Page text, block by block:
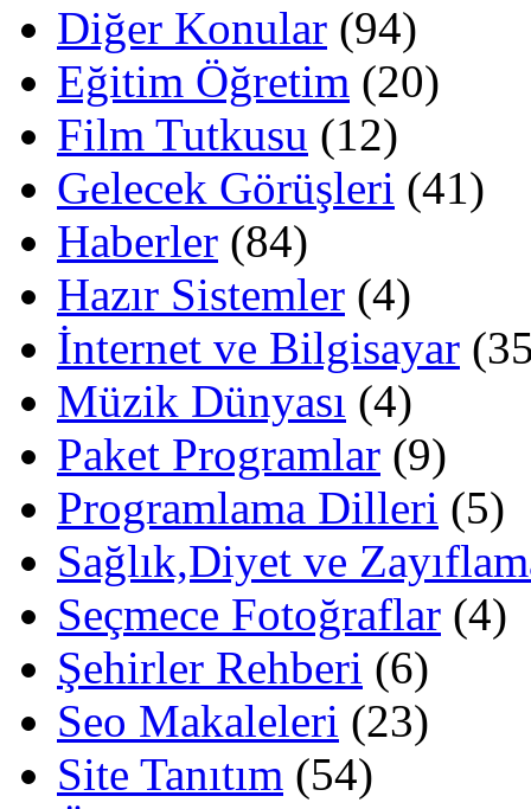
Diğer Konular (94)
Eğitim Öğretim (20)
Film Tutkusu (12)
Gelecek Görüşleri (41)
Haberler (84)
Hazır Sistemler (4)
İnternet ve Bilgisayar
Müzik Dünyası (4)
Paket Programlar (9)
Programlama Dilleri (5)
Sağlık,Diyet ve
Seçmece Fotoğraflar (4)
Şehirler Rehberi (6)
Seo Makaleleri (23)
Site Tanıtım (54)